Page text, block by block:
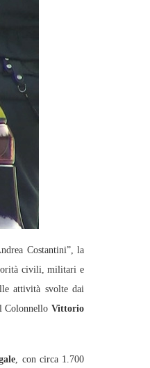
Costantini”, la
civili, militari e
attività svolte dai
Colonnello Vittorio
, con circa 1.700